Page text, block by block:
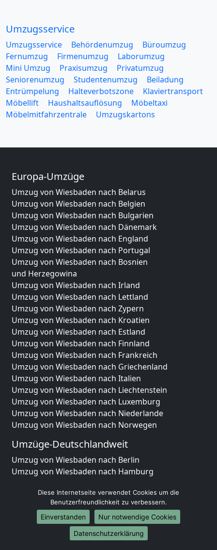
Umzugsservice
Umzugsservice Behördenumzug
Büroumzug
Fernumzug
Firmenumzug
Laborumzug
Mini Umzug
Praxisumzug
Privatumzug
Seniorenumzug
Studentenumzug
Beiladung
Entrümpelung
Halteverbotszone
Klaviertransport
Möbellift
Haushaltsauflösung
Möbeltaxi
Möbelmitfahrzentrale
Umzugskartons
Europa-Umzüge
Umzug von Wiesbaden nach Belarus
Umzug von Wiesbaden nach Belgien
Umzug von Wiesbaden nach Bulgarien
Umzug von Wiesbaden nach Dänemark
Umzug von Wiesbaden nach England
Umzug von Wiesbaden nach Portugal
Umzug von Wiesbaden nach Bosnien
und Herzegowina
Umzug von Wiesbaden nach Irland
Umzug von Wiesbaden nach Lettland
Umzug von Wiesbaden nach Zypern
Umzug von Wiesbaden nach Kroatien
Umzug von Wiesbaden nach Estland
Umzug von Wiesbaden nach Finnland
Umzug von Wiesbaden nach Frankreich
Umzug von Wiesbaden nach Griechenland
Umzug von Wiesbaden nach Italien
Umzug von Wiesbaden nach Liechtenstein
Umzug von Wiesbaden nach Luxemburg
Umzug von Wiesbaden nach Niederlande
Umzug von Wiesbaden nach Norwegen
Umzüge-Deutschlandweit
Umzug von Wiesbaden nach Berlin
Umzug von Wiesbaden nach Hamburg
Umzug von Wiesbaden nach Köln
Umzug von Wiesbaden nach Frankfurt am Main
Umzug von Wiesbaden nach Stuttgart
Umzug von Wiesbaden nach Düsseldorf
Umzug von Wiesbaden nach Leipzig
Diese Internetseite verwendet Cookies um die
Benutzerfreundlichkeit zu verbessern.
Einverstanden
Nur notwendige Cookies
Datenschutzerklärung